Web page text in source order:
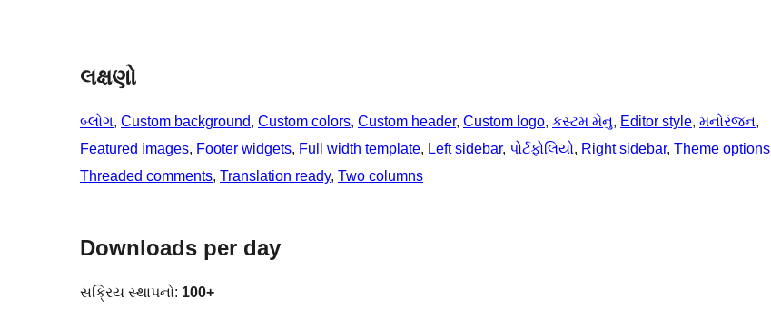
લક્ષણો
બ્લોગ, Custom background, Custom colors, Custom header, Custom logo, કસ્ટમ મેનુ, Editor style, મનોરંજન
Featured images, Footer widgets, Full width template, Left sidebar, પોર્ટફોલિયો, Right sidebar, Theme options
Threaded comments, Translation ready, Two columns
Downloads per day
સક્રિય સ્થાપનો: 100+